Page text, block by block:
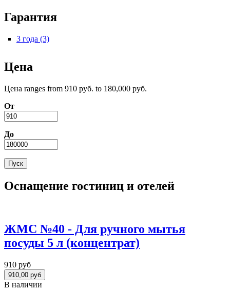
Гарантия
3 года (3)
Цена
Цена ranges from 910 руб. to 180,000 руб.
От
До
Оснащение гостиниц и отелей
ЖМС №40 - Для ручного мытья
посуды 5 л (концентрат)
910 руб
В наличии